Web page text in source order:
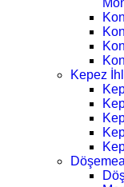
Kepez